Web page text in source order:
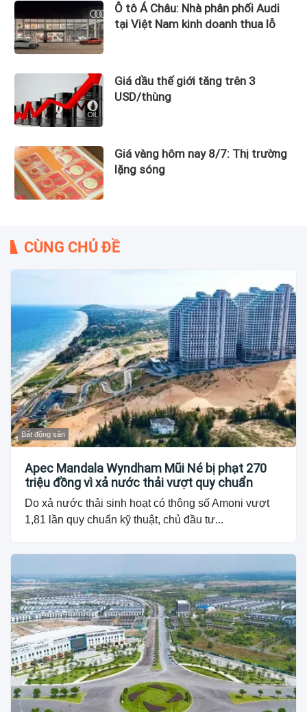
Ô tô Á Châu: Nhà phân phối Audi
tại Việt Nam kinh doanh thua lỗ
Giá dầu thế giới tăng trên 3
USD/thùng
Giá vàng hôm nay 8/7: Thị trường
lặng sóng
CÙNG CHỦ ĐỀ
Bất động sản
Apec Mandala Wyndham Mũi Né bị phạt 270
triệu đồng vì xả nước thải vượt quy chuẩn
Do xả nước thải sinh hoạt có thông số Amoni vượt
1,81 lần quy chuẩn kỹ thuật, chủ đầu tư...